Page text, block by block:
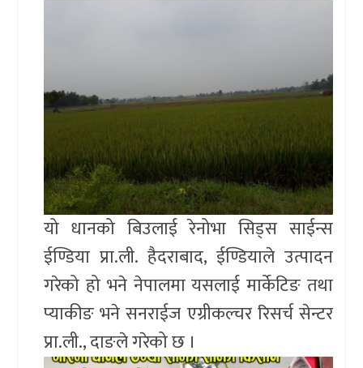
यो धानको बिउलाई रेनोभा सिड्स साईन्स
ईण्डिया प्रा.ली. हैदराबाद, ईण्डियाले उत्पादन
गरेको हो भने नेपालमा यसलाई मार्केटिङ तथा
प्याकीङ भने सनराईज एग्रीकल्चर रिसर्च सेन्टर
प्रा.ली., दाङले गरेको छ ।